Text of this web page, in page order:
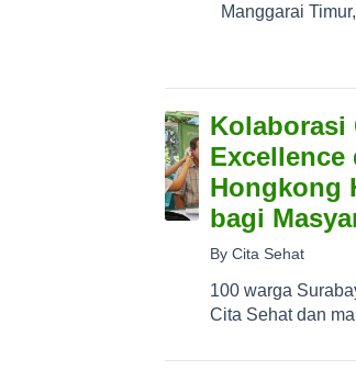
Manggarai
Kolaborasi
Excellence
Hongkong
bagi
By Cita Sehat
100 warga
Cita Sehat dan